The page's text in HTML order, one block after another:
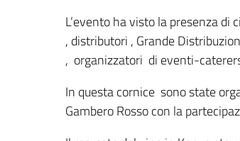
L’evento ha visto la presenza di
, distributori , Grande
, organizzatori di eventi-
In questa cornice sono state
Gambero Rosso con la